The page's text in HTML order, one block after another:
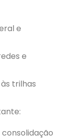
e
e
trilhas
consolidação